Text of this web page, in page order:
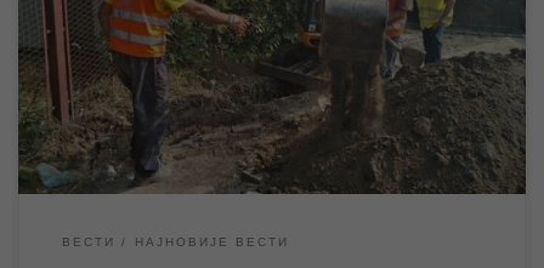
санацији квара на водоводној мрежи у МЗ „Доља – Црни Шор“,
због којег су Црни Шор и део Доље тренутно без воде. ЈКП
„Водовод и канализација“ Зрењанин изводи радове на
санацији квара на водоводној мрежи у МЗ „Доља – Црни […]
ВЕСТИ НАЈНОВИЈЕ ВЕСТИ